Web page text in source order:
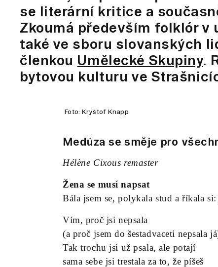
se literární kritice a
Zkoumá především folklór v
také ve sboru slovanských
členkou Umělecké Skupiny.
bytovou kulturu ve
Foto: Kryštof Knapp
Medúza se směje pro
Hélène Cixous remaster
Žena se musí napsat
Bála jsem se, polykala stud a říkala
Vím, proč jsi nepsala
(a proč jsem do šestadvaceti nepsala
Tak trochu jsi už psala, ale potají
sama sebe jsi trestala za to, že píšeš